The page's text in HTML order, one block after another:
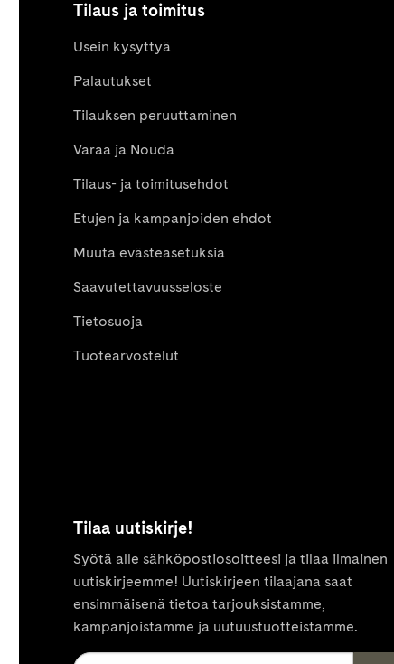
Tilaus ja toimitus
Usein kysyttyä
Palautukset
Tilauksen peruuttaminen
Varaa ja Nouda
Tilaus- ja toimitusehdot
Etujen ja kampanjoiden ehdot
Muuta evästeasetuksia
Saavutettavuusseloste
Tietosuoja
Tuotearvostelut
Tilaa uutiskirje!
Syötä alle sähköpostiosoitteesi ja tilaa ilmainen
uutiskirjeemme! Uutiskirjeen tilaajana saat
ensimmäisenä tietoa tarjouksistamme,
kampanjoistamme ja uutuustuotteistamme.